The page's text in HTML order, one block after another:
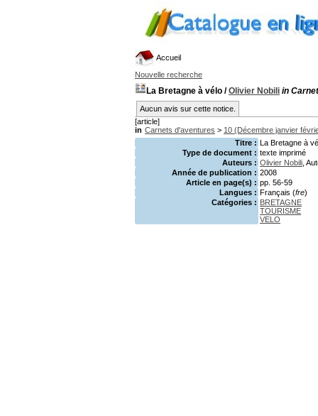
Accueil
Nouvelle recherche
La Bretagne à vélo /Olivier Nobili in
Aucun avis sur cette notice.
[article]
in Carnets d'aventures > 10 (Décembre janvier
Titre : La Bretagne à
Type de document : texte imprimé
Auteurs : Olivier Nobili ,
Année de publication : 2008
Article en page(s) : pp. 56-59
Langues : Français (fre)
Catégories : BRETAGNE
TOURISME
VELO